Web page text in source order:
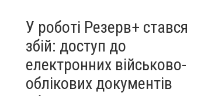
У роботі Резерв+ стався
збій: доступ до
електронних військово-
облікових документів